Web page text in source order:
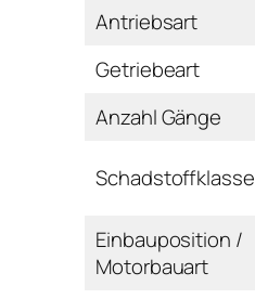
Antriebsart
Getriebeart
Anzahl Gänge
Schadstoffklasse
Einbauposition /
Motorbauart